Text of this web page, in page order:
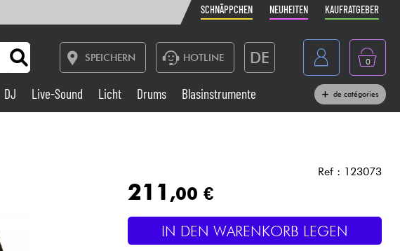
SCHNÄPPCHEN NEUHEITEN KAUFRATGEBER
SPEICHERN HOTLINE DE
Belgique
Nederland
0
Live-Sound
Blasinstrumente
DJ Live-Sound Licht Drums
Blasinstrumente
de catégories
Ref : 123073
211 ,00 €
IN DEN WARENKORB LEGEN